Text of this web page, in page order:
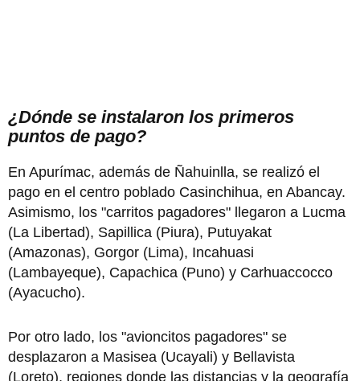
¿Dónde se instalaron los primeros
puntos de pago?
En Apurímac, además de Ñahuinlla, se realizó el
pago en el centro poblado Casinchihua, en Abancay.
Asimismo, los "carritos pagadores" llegaron a Lucma
(La Libertad), Sapillica (Piura), Putuyakat
(Amazonas), Gorgor (Lima), Incahuasi
(Lambayeque), Capachica (Puno) y Carhuaccocco
(Ayacucho).
Por otro lado, los "avioncitos pagadores" se
desplazaron a Masisea (Ucayali) y Bellavista
(Loreto), regiones donde las distancias y la geografía